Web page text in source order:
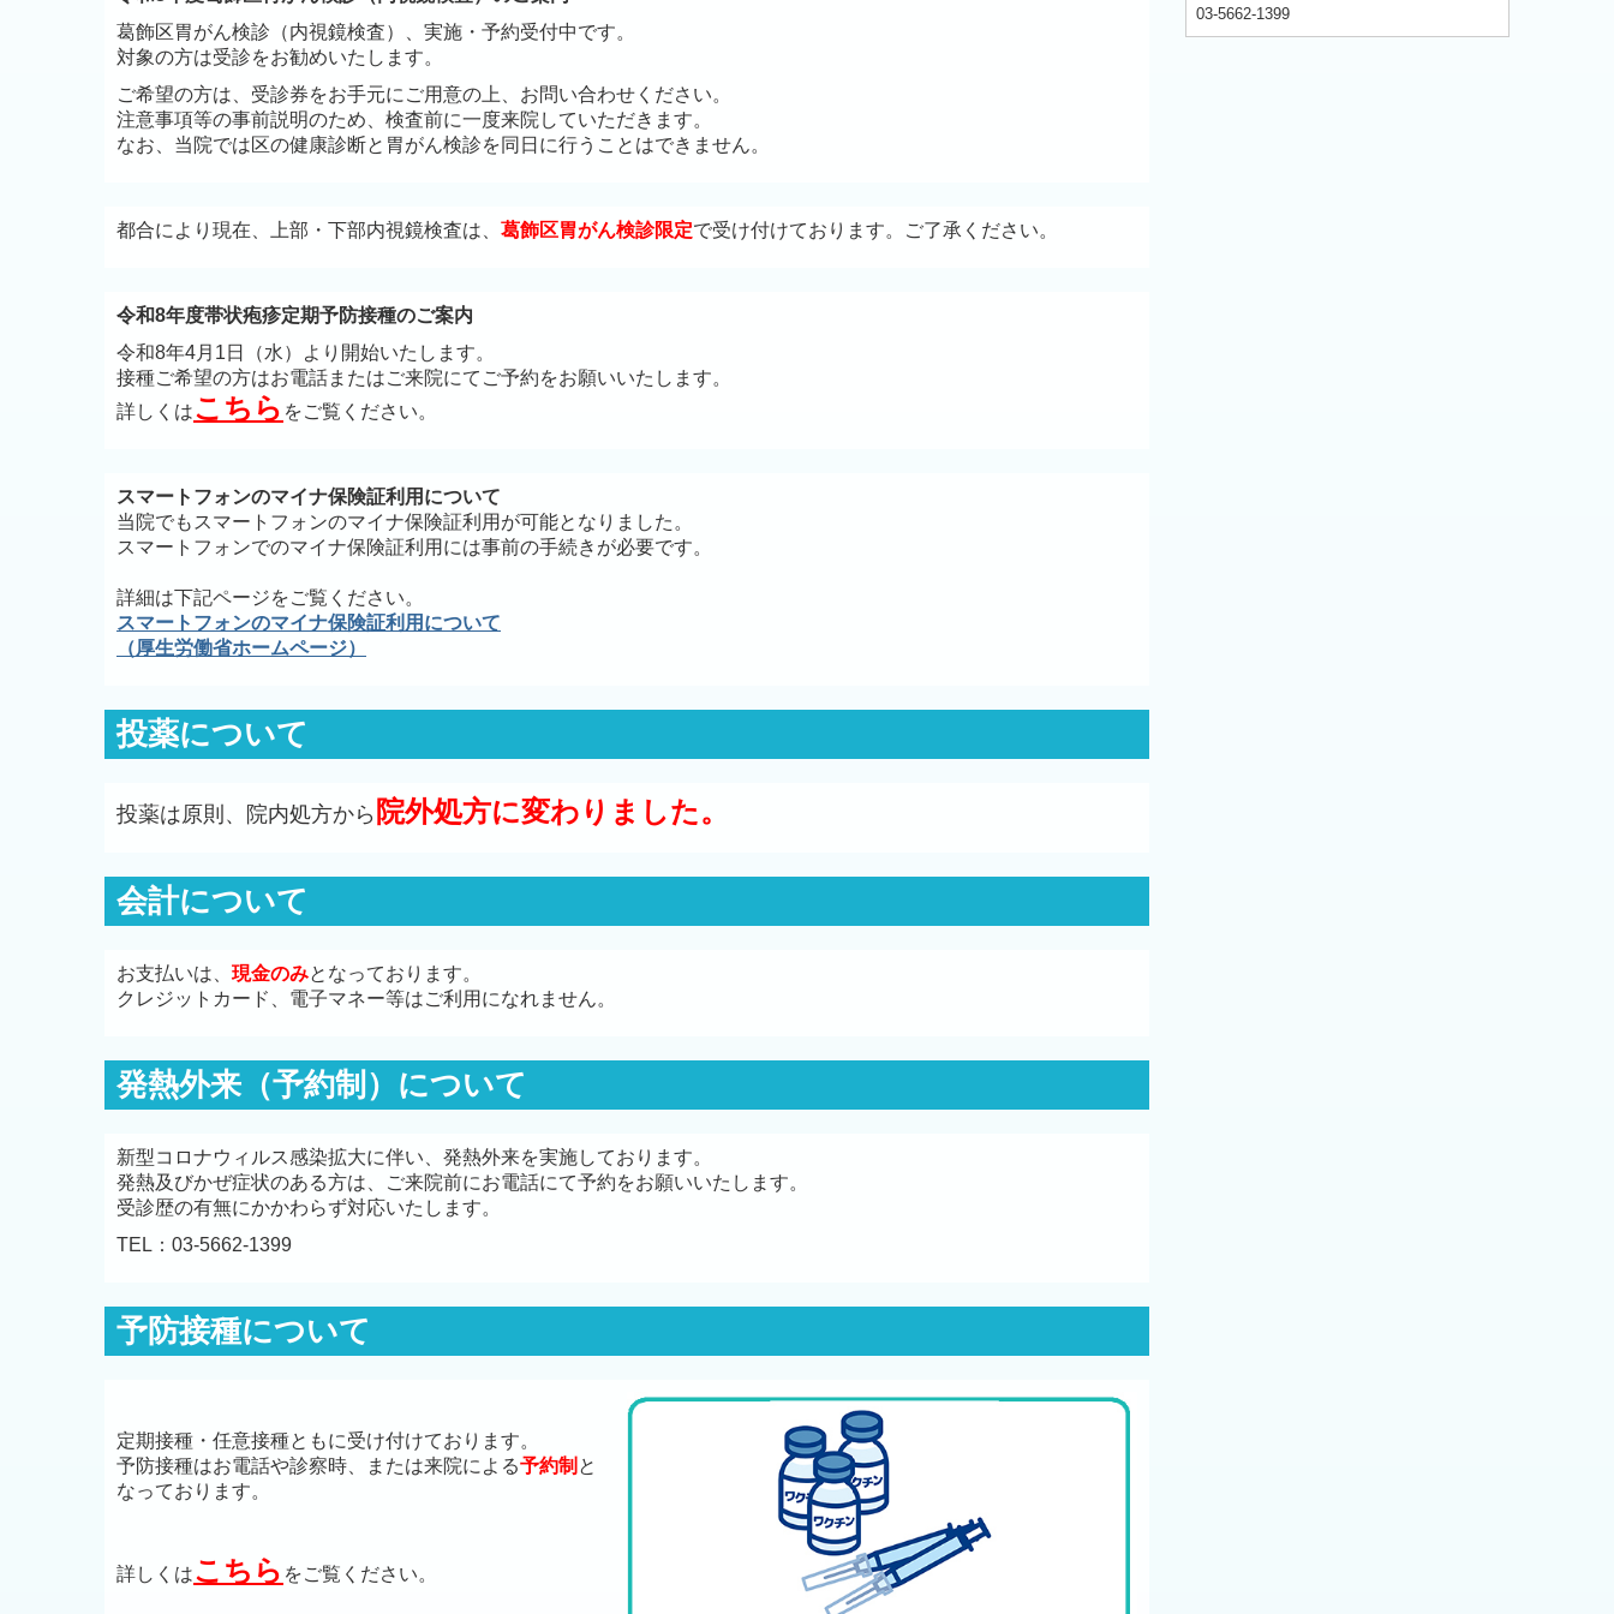
葛飾区胃がん検診（内視鏡検査）、実施・予約受付中です。
対象の方は受診をお勧めいたします。
ご希望の方は、受診券をお手元にご用意の上、お問い合わせください。
注意事項等の事前説明のため、検査前に一度来院していただきます。
なお、当院では区の健康診断と胃がん検診を同日に行うことはできません。
都合により現在、上部・下部内視鏡検査は、 葛飾区胃がん検診限定で受け付けております。ご了承ください。
令和8年度帯状疱疹定期予防接種のご案内
令和8年4月1日（水）より開始いたします。
接種ご希望の方はお電話またはご来院にてご予約をお願いいたします。
詳しくはこちら をご覧ください。
スマートフォンのマイナ保険証利用について
当院でもスマートフォンのマイナ保険証利用が可能となりました。
スマートフォンでのマイナ保険証利用には事前の手続きが必要です。
詳細は下記ページをご覧ください。
スマートフォンのマイナ保険証利用について
（厚生労働省ホームページ）
投薬について
投薬は原則、院内処方から 院外処方に変わりました。
会計について
お支払いは、 現金のみとなっております。
クレジットカード、電子マネー等はご利用になれません。
発熱外来（予約制）について
新型コロナウィルス感染拡大に伴い、発熱外来を実施しております。
発熱及びかぜ症状のある方は、ご来院前にお電話にて予約をお願いいたします。
受診歴の有無にかかわらず対応いたします。
TEL：03-5662-1399
予防接種について
定期接種・任意接種ともに受け付けております。
予防接種はお電話や診察時、または来院による予約制 と
なっております。
詳しくはこちら をご覧ください。
03-5662-1399